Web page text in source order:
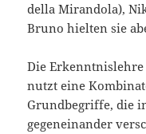
della Mirandola),
Bruno hielten sie
Die Erkenntnislehre
nutzt eine
Grundbegriffe, die
gegeneinander